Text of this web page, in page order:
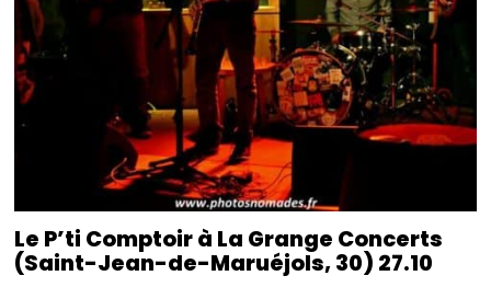
Le P’ti Comptoir à La Grange Concerts
(Saint-Jean-de-Maruéjols, 30) 27.10